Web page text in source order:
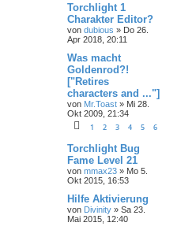
Torchlight 1
Charakter Editor?
von dubious » Do 26.
Apr 2018, 20:11
Was macht
Goldenrod?!
["Retires
characters and ..."]
von Mr.Toast » Mi 28.
Okt 2009, 21:34
1 2 3 4 5 6
Torchlight Bug
Fame Level 21
von mmax23 » Mo 5.
Okt 2015, 16:53
Hilfe Aktivierung
von Divinity » Sa 23.
Mai 2015, 12:40